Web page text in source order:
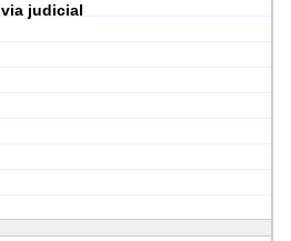
via judicial